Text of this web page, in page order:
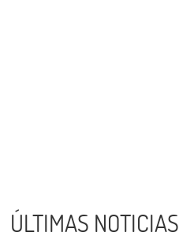
ÚLTIMAS NOTICIAS